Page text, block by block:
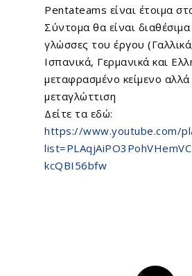
Pentateams είναι έτοιμα
Σύντομα θα είναι διαθέσιμα
γλώσσες του έργου
Ισπανικά, Γερμανικά και
μεταφρασμένο κείμενο αλλά
μεταγλώττιση
Δείτε τα εδώ:
https://www.youtube.com/
kcQBI56bfw